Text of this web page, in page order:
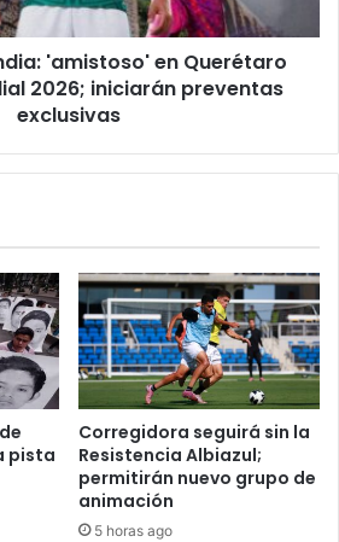
'amistoso' en Querétaro
2026; iniciarán preventas
exclusivas
pista
Corregidora seguirá sin la
Resistencia Albiazul;
permitirán nuevo grupo de
animación
5 horas ago